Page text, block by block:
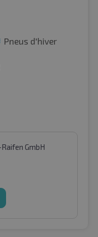
Pneus d'hiver
GmbH